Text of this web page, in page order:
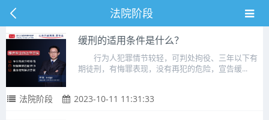
法院阶段
缓刑的适用条件是什么？
行为人犯罪情节较轻，可判处拘役、三年以下有
期徒刑，有悔罪表现，没有再犯的危险，宣告缓...
法院阶段 2023-10-11 11:31:33